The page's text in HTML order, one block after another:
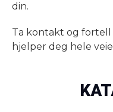
din.
Ta kontakt og fortell
hjelper deg hele